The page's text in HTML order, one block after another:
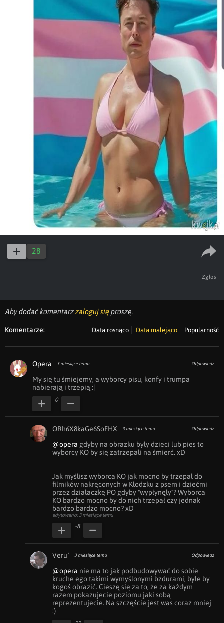
28
Zgłoś
Aby dodać komentarzzaloguj się proszę.
Komentarze: Data rosnąco Data malejąco Popularność
Opera 3 miesiące temu Odpowiedz
My się tu śmiejemy, a wyborcy pisu, konfy i trumpa
nabierają i trzepią :|
0
ORh6X8kaGe6SoFHX 3 miesiące temu Odpowiedz
@opera gdyby na obrazku były dzieci lub pies to
wyborcy KO by się zatrzepali na śmierć. xD
Jak myślisz wyborca KO jak mocno by trzepał do
filmików nakręconych w Kłodzku z psem i dziećmi
przez działaczkę PO gdyby "wypłynęły"? Wyborca
KO bardzo mocno by do nich trzepał czy jednak
bardzo bardzo mocno? xD
edytowano: 3 miesiące temu
-8
Veru` 3 miesiące temu Odpowiedz
@opera nie ma to jak podbudowywać do sobie
kruche ego takimi wymyślonymi bzdurami, byle by
kogoś obrazić. Cieszę się za to, że za każdym
razem pokazujecie poziomu jaki sobą
reprezentujecie. Na szczęście jest was coraz mniej
:)